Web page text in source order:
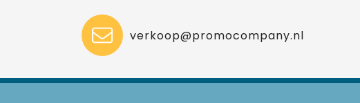
verkoop@promocompany.nl